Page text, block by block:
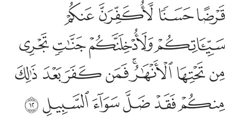
ﱿﲀﲁﲂ
ﲃﲄﲅﲆ
ﲇﲈﲉﲊﲋﲌﲍﲎ
ﲏﲐﲑﲒﲓﲔ